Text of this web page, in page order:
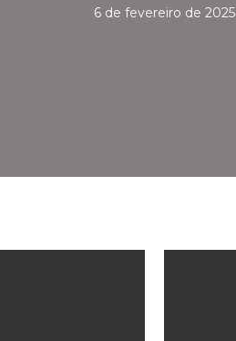
6 de fevereiro de 2025